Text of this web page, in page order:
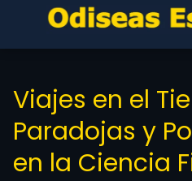
Viajes en el
Paradojas y
en la Ciencia